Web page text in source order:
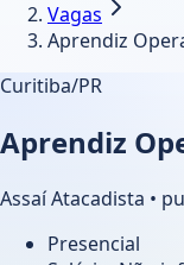
Vagas
Aprendiz
Curitiba/PR
Aprendiz
Assaí Atacadista •
Presencial